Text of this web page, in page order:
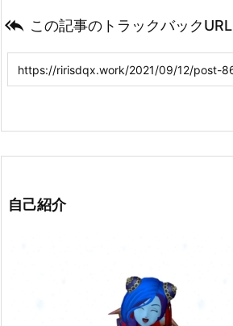
 この記事のトラックバックURL
自己紹介